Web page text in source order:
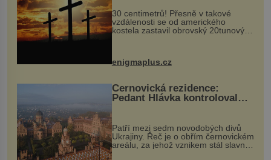
30 centimetrů! Přesně v takové
vzdálenosti se od amerického
kostela zastavil obrovský 20tunový
...
enigmaplus.cz
Černovická rezidence:
Pedant Hlávka kontroloval
Patří mezi sedm novodobých divů
Ukrajiny. Řeč je o obřím černovickém
areálu, za jehož vznikem stál slavný
český architekt Josef Hlávka. Ten si